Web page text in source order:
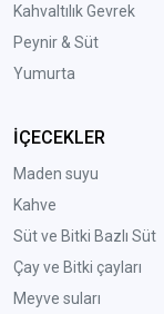
Kahvaltılık Gevrek
Peynir & Süt
Yumurta
İÇECEKLER
Maden suyu
Kahve
Süt ve Bitki Bazlı Süt
Çay ve Bitki çayları
Meyve suları